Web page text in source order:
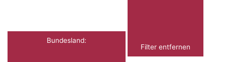
Bundesland:
Filter entfernen